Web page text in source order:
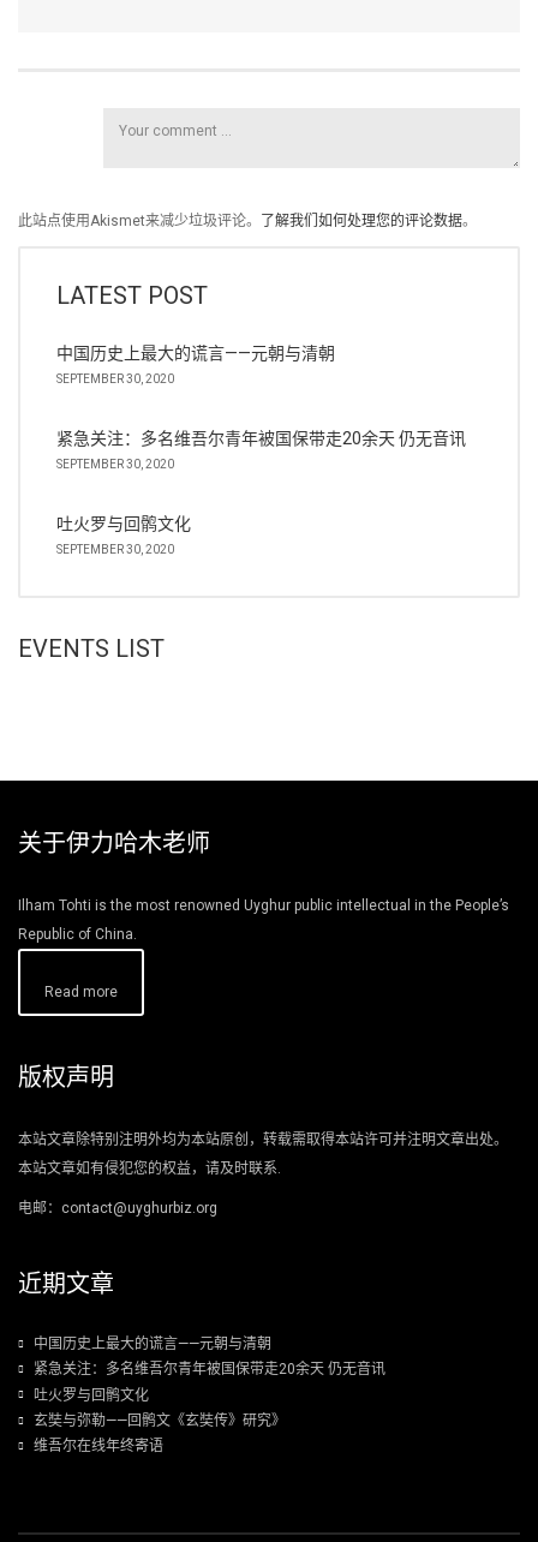
此站点使用Akismet来减少垃圾评论。 了解我们如何处理您的评论数据。
LATEST POST
中国历史上最大的谎言——元朝与清朝
SEPTEMBER 30, 2020
紧急关注：多名维吾尔青年被国保带走20余天 仍无音讯
SEPTEMBER 30, 2020
吐火罗与回鹘文化
SEPTEMBER 30, 2020
EVENTS LIST
关于伊力哈木老师
Ilham Tohti is the most renowned Uyghur public intellectual in the People’s
Republic of China.
Read more
版权声明
本站文章除特别注明外均为本站原创，转载需取得本站许可并注明文章出处。
本站文章如有侵犯您的权益，请及时联系.
电邮：contact@uyghurbiz.org
近期文章
中国历史上最大的谎言——元朝与清朝
紧急关注：多名维吾尔青年被国保带走20余天 仍无音讯
吐火罗与回鹘文化
玄奘与弥勒——回鹘文《玄奘传》研究》
维吾尔在线年终寄语